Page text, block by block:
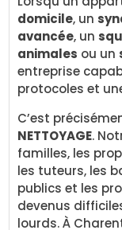
domicile, un
avancée, un
animales ou un
entreprise
protocoles et
C’est
NETTOYAGE.
familles, les
les tuteurs, les
publics et les
devenus
lourds. À